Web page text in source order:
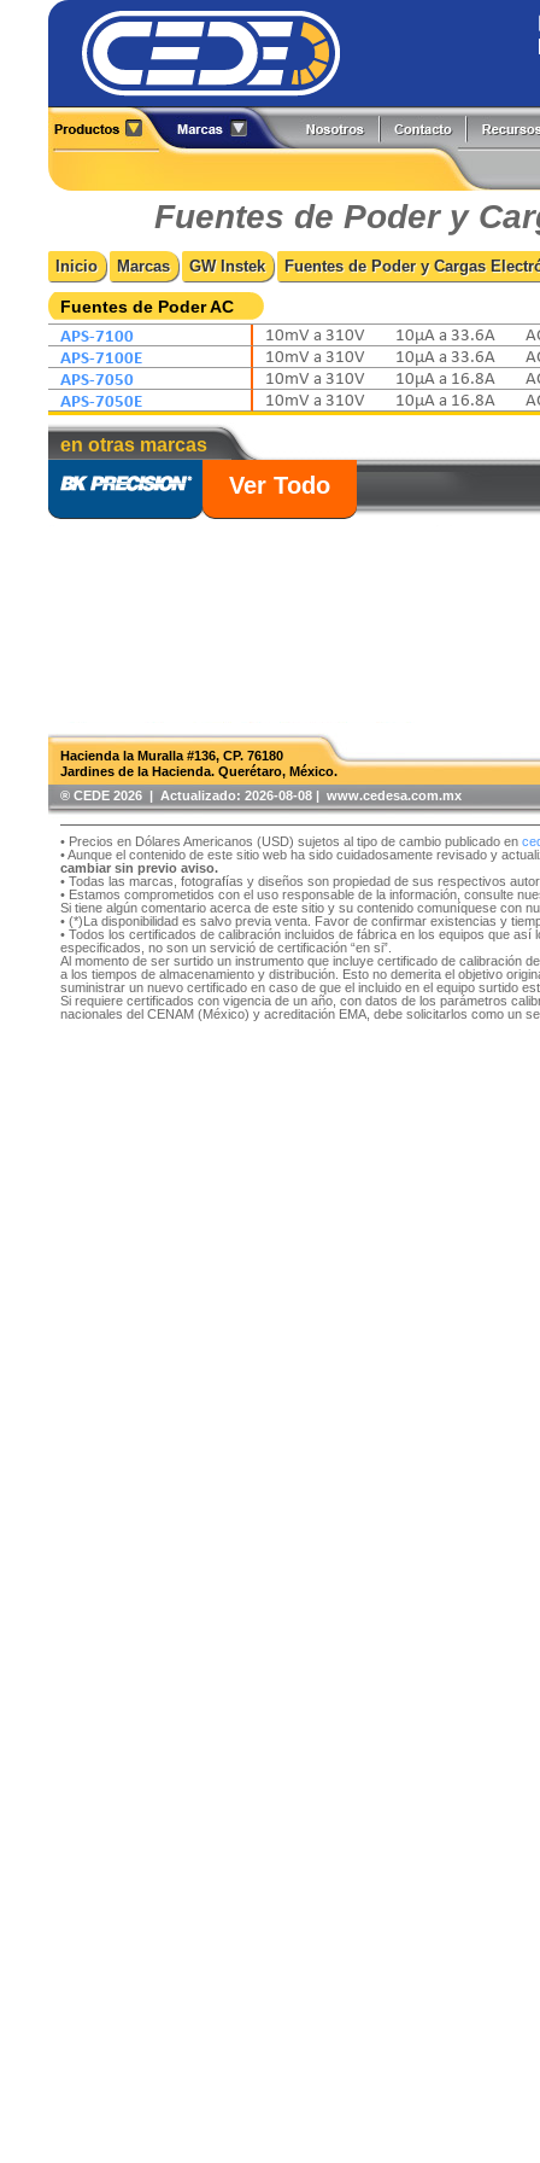
Cámaras Termográficas
Compensación Reactiva
Contadores
Detectores
Fuentes de Poder
Generadores de Funciones
Hi-Pots
Medidores
Pinzas de Medición
Probadores
Caltest Electronics
Circutor
Comark
Extech
Fluke
Fluke Process
FlukeCal
Global Specialties
Fuentes de Poder y
Inicio Marcas GW Instek Fuentes de Poder y Cargas
Fuentes de Poder AC
APS-7100
APS-7100E
APS-7050
APS-7050E
10mV a 310V 10µA a 33.6A
10mV a 310V
10µA a 33.6A
10mV a 310V
10µA a 16.8A
10mV a 310V
10µA a 16.8A
en otras marcas
Ver Todo
Hacienda la Muralla #136, CP. 76180
Jardines de la Hacienda. Querétaro, México.
®️ CEDE 2026 | Actualizado: 2026-08-08 | www.cedesa.com.mx
• Precios en Dólares Americanos (USD) sujetos al tipo de cambio publicado en
• Aunque el contenido de este sitio web ha sido cuidadosamente revisado y
cambiar sin previo aviso.
• Todas las marcas, fotografías y diseños son propiedad de sus respectivos
• Estamos comprometidos con el uso responsable de la información, consulte
Si tiene algún comentario acerca de este sitio y su contenido comuníquese con
• (*)La disponibilidad es salvo previa venta. Favor de confirmar existencias y
• Todos los certificados de calibración incluidos de fábrica en los equipos que
especificados, no son un servició de certificación “en si”.
Al momento de ser surtido un instrumento que incluye certificado de calibración
a los tiempos de almacenamiento y distribución. Esto no demerita el objetivo
suministrar un nuevo certificado en caso de que el incluido en el equipo surtido
Si requiere certificados con vigencia de un año, con datos de los parámetros
nacionales del CENAM (México) y acreditación EMA, debe solicitarlos como un